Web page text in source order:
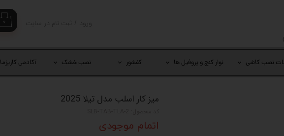
۰
تغییر گذر واژه
سفارشات
خروج از حساب کاربری
نصب کاشی نوار کنج و پروفیل ها کفشور نصب خشک آکادمی کاریزما
میز کار اسلب مدل تیلا 2025
اتمام موجودی